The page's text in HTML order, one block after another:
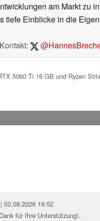
am Markt zu
tiefe Einblicke in die
Kontakt:
5060 Ti 16 GB und Ryzen
| 02.08.2026 19:52
für Ihre Unterstützung!.